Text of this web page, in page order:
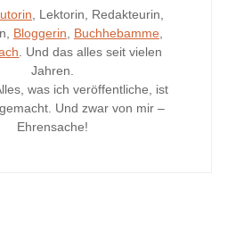
, Lektorin, Redakteurin,
Bloggerin Buchhebamme,
. Und das alles seit vielen
Jahren.
was ich veröffentliche, ist
Und zwar von mir –
Ehrensache!